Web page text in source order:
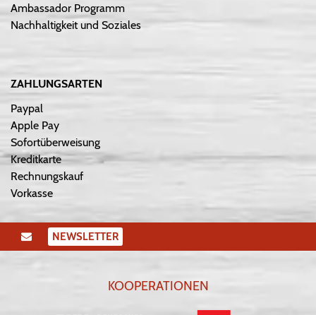
Ambassador Programm
Nachhaltigkeit und Soziales
ZAHLUNGSARTEN
Paypal
Apple Pay
Sofortüberweisung
Kreditkarte
Rechnungskauf
Vorkasse
NEWSLETTER
KOOPERATIONEN